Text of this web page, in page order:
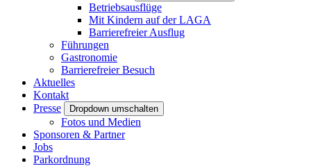
Betriebsausflüge
Mit Kindern auf der LAGA
Barrierefreier Ausflug
Führungen
Gastronomie
Barrierefreier Besuch
Aktuelles
Kontakt
Presse
Dropdown umschalten
Fotos und Medien
Sponsoren & Partner
Jobs
Parkordnung